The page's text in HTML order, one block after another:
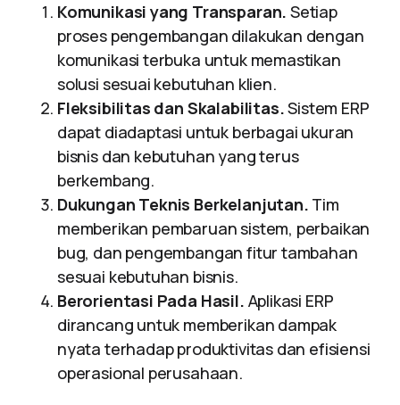
Komunikasi yang Transparan. Setiap
proses pengembangan dilakukan dengan
komunikasi terbuka untuk memastikan
solusi sesuai kebutuhan klien.
Fleksibilitas dan Skalabilitas.Sistem ERP
dapat diadaptasi untuk berbagai ukuran
bisnis dan kebutuhan yang terus
berkembang.
Dukungan Teknis Berkelanjutan. Tim
memberikan pembaruan sistem, perbaikan
bug, dan pengembangan fitur tambahan
sesuai kebutuhan bisnis.
Berorientasi Pada Hasil. Aplikasi ERP
dirancang untuk memberikan dampak
nyata terhadap produktivitas dan efisiensi
operasional perusahaan.